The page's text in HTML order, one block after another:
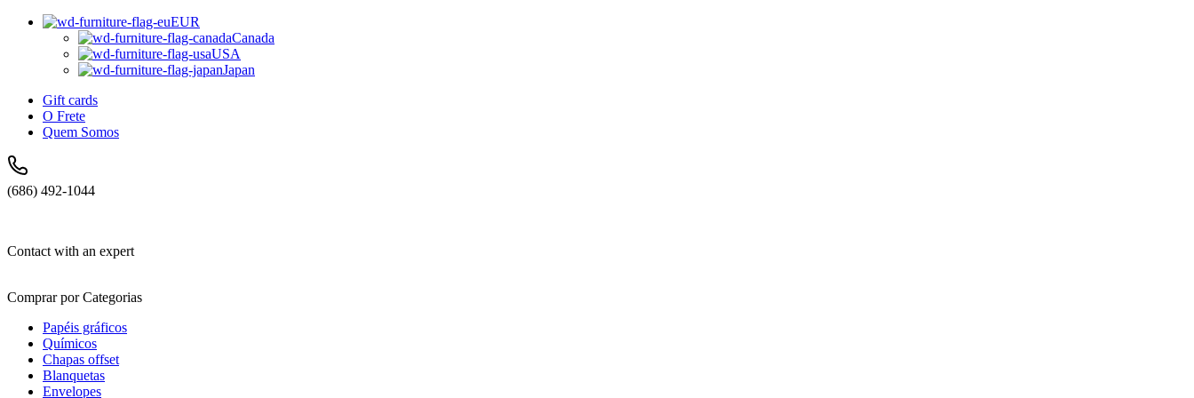
EUR
Canada
USA
Japan
Gift cards
O Frete
Quem Somos
(686) 492-1044
Contact with an expert
Comprar por Categorias
Papéis gráficos
Químicos
Chapas offset
Blanquetas
Envelopes